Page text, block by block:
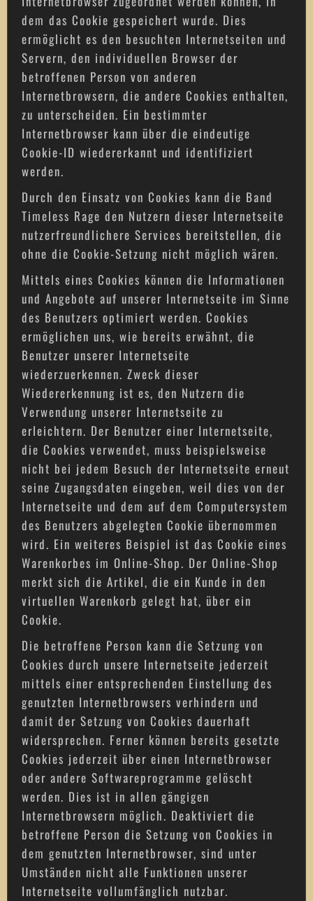
dem das Cookie gespeichert wurde. Dies
ermöglicht es den besuchten Internetseiten und
Servern, den individuellen Browser der
betroffenen Person von anderen
Internetbrowsern, die andere Cookies enthalten,
zu unterscheiden. Ein bestimmter
Internetbrowser kann über die eindeutige
Cookie-ID wiedererkannt und identifiziert
werden.
Durch den Einsatz von Cookies kann die Band
Timeless Rage den Nutzern dieser Internetseite
nutzerfreundlichere Services bereitstellen, die
ohne die Cookie-Setzung nicht möglich wären.
Mittels eines Cookies können die Informationen
und Angebote auf unserer Internetseite im Sinne
des Benutzers optimiert werden. Cookies
ermöglichen uns, wie bereits erwähnt, die
Benutzer unserer Internetseite
wiederzuerkennen. Zweck dieser
Wiedererkennung ist es, den Nutzern die
Verwendung unserer Internetseite zu
erleichtern. Der Benutzer einer Internetseite,
die Cookies verwendet, muss beispielsweise
nicht bei jedem Besuch der Internetseite erneut
seine Zugangsdaten eingeben, weil dies von der
Internetseite und dem auf dem Computersystem
des Benutzers abgelegten Cookie übernommen
wird. Ein weiteres Beispiel ist das Cookie eines
Warenkorbes im Online-Shop. Der Online-Shop
merkt sich die Artikel, die ein Kunde in den
virtuellen Warenkorb gelegt hat, über ein
Cookie.
Die betroffene Person kann die Setzung von
Cookies durch unsere Internetseite jederzeit
mittels einer entsprechenden Einstellung des
genutzten Internetbrowsers verhindern und
damit der Setzung von Cookies dauerhaft
widersprechen. Ferner können bereits gesetzte
Cookies jederzeit über einen Internetbrowser
oder andere Softwareprogramme gelöscht
werden. Dies ist in allen gängigen
Internetbrowsern möglich. Deaktiviert die
betroffene Person die Setzung von Cookies in
dem genutzten Internetbrowser, sind unter
Umständen nicht alle Funktionen unserer
Internetseite vollumfänglich nutzbar.